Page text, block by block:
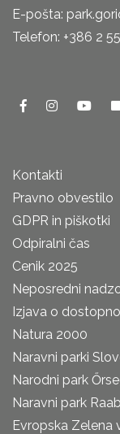
E-pošta:
Telefon: +386 2
Kontakti
Pravno obvestilo
GDPR in piškotki
Odpiralni čas
Cenik 2025
Neposredni
Izjava o
Natura 2000
Naravni parki
Narodni park
Naravni park Raab
Evropska Zelena